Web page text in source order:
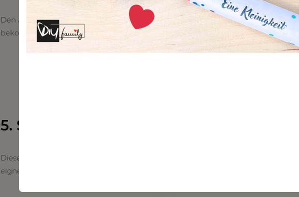
Den Amerikaner habe sogar ich schon als kleiner Junge beim Bäcker um die
bekommen und ihn geliebt!
5. Schokoladen Muffins
Dieser leckere Schokoladenmuffin bringt nicht nur Kinderaugen zum Strahlen
eignet sich perfekt zum Frühstück, als Nachtisch, in der Schule oder im